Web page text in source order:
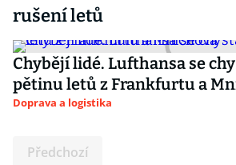
rušení letů
Chybějí lidé. Lufthansa se
pětinu letů z Frankfurtu a
Doprava a logistika
Předchozí